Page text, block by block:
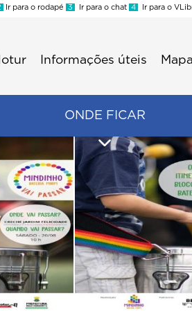
Ir para o rodapé 3 Ir para o chat 4 Ir para o
Informações úteis
ONDE FICAR